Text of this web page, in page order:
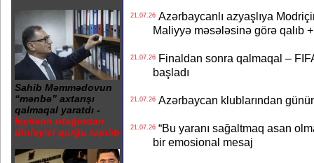
Sahib Məmmədovun
“mənbə” axtarışı
qalmaqal yaratdı -
İşçilərin otağından
dinləyici qurğu tapılıb
21.07.26Azərbaycanlı azyaşlıya
Maliyyə məsələsinə görə qalıb
21.07.26Finaldan sonra qalmaqal –
başladı
21.07.26Azərbaycan klublarından
21.07.26“Bu yaranı sağaltmaq asan
bir emosional mesaj